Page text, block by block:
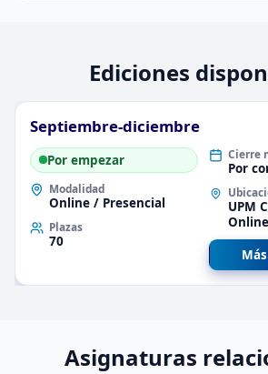
Ediciones
Septiembre-diciembre
Por empezar
Modalidad
Online / Presencial
Plazas
70
Cierre
Por
UPM
Online
Asignaturas